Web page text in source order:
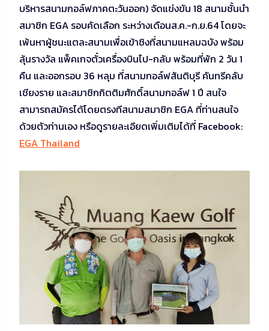
บริหารสนามกอล์ฟภาคตะวันออก) จัดแข่งขัน 18 สนามชั้นนำ
สมาชิก EGA รอบคัดเลือก ระหว่างเดือนส.ค.-ก.ย.64 โดยจะ
เพ้นหาผู้ชนะแตละสนามเพื่อเข้าชิงที่สนามแหลมฉบัง พร้อม
ลุ้นรางวัล แพ็คเกจตั๋วเครื่องบินไป-กลับ พร้อมที่พัก 2 วัน 1
คืน และออกรอบ 36 หลุม ที่สนามกอล์ฟสันติบุรี คันทรีคลับ
เชียงราย และสมาชิกกิตติมศักดิ์สนามกอล์ฟ 1 ปี สนใจ
สามารถสมัครได้โดยตรงทีสนามสมาชิก EGA ที่ท่านสนใจ
ด้วยตัวท่านเอง หรือดูรายละเอียดเพิ่มเติมได้ที่ Facebook:
EGA Thailand